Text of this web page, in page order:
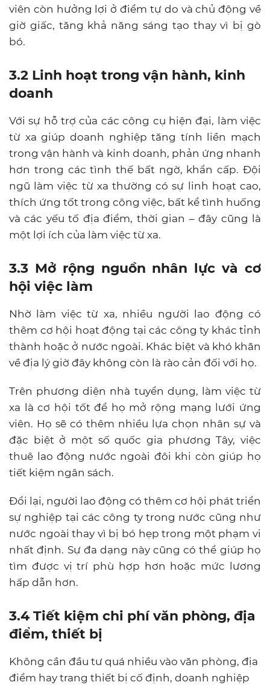
viên còn hưởng lợi ở điểm tự do và chủ động về
giờ giấc, tăng khả năng sáng tạo thay vì bị gò
bó.
3.2 Linh hoạt trong vận hành, kinh
doanh
Với sự hỗ trợ của các công cụ hiện đại, làm việc
từ xa giúp doanh nghiệp tăng tính liền mạch
trong vận hành và kinh doanh, phản ứng nhanh
hơn trong các tình thế bất ngờ, khẩn cấp. Đội
ngũ làm việc từ xa thường có sự linh hoạt cao,
thích ứng tốt trong công việc, bất kể tình huống
và các yếu tố địa điểm, thời gian – đây cũng là
một lợi ích của làm việc từ xa.
3.3 Mở rộng nguồn nhân lực và cơ
hội việc làm
Nhờ làm việc từ xa, nhiều người lao động có
thêm cơ hội hoạt động tại các công ty khác tỉnh
thành hoặc ở nước ngoài. Khác biệt và khó khăn
về địa lý giờ đây không còn là rào cản đối với họ.
Trên phương diện nhà tuyển dụng, làm việc từ
xa là cơ hội tốt để họ mở rộng mạng lưới ứng
viên. Họ sẽ có thêm nhiều lựa chọn nhân sự và
đặc biệt ở một số quốc gia phương Tây, việc
thuê lao động nước ngoài đôi khi còn giúp họ
tiết kiệm ngân sách.
Đổi lại, người lao động có thêm cơ hội phát triển
sự nghiệp tại các công ty trong nước cũng như
nước ngoài thay vì bị bó hẹp trong một phạm vi
nhất định. Sự đa dạng này cũng có thể giúp họ
tìm được vị trí phù hợp hơn hoặc mức lương
hấp dẫn hơn.
3.4 Tiết kiệm chi phí văn phòng, địa
điểm, thiết bị
Không cần đầu tư quá nhiều vào văn phòng, địa
điểm hay trang thiết bị cố định, doanh nghiệp